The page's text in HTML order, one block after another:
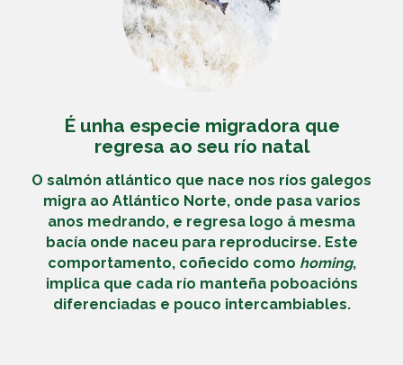
É unha especie migradora que
regresa ao seu río natal
O salmón atlántico que nace nos ríos galegos
migra ao Atlántico Norte, onde pasa varios
anos medrando, e regresa logo á mesma
bacía onde naceu para reproducirse. Este
comportamento, coñecido como homing,
implica que cada río manteña poboacións
diferenciadas e pouco intercambiables.